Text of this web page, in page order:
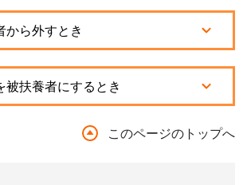
から外すとき
被扶養者にするとき
このページのトップへ